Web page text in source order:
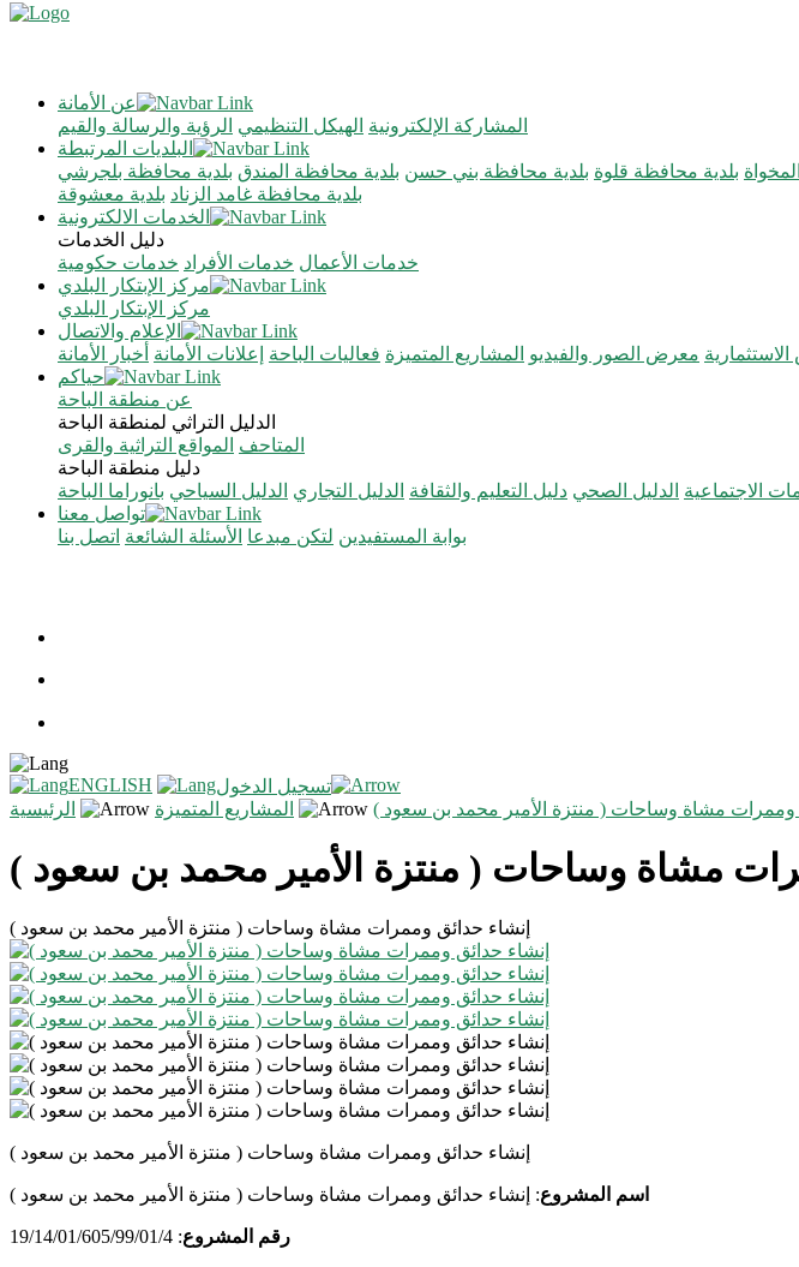
عن الأمانة
الرؤية والرسالة والقيم الهيكل التنظيمي المشاركة الإلكترونية
البلديات المرتبطة
بلدية محافظة بلجرشي بلدية محافظة المندق بلدية محافظة بني حسن بلدية محافظة قلوة
بلدية معشوقة بلدية محافظة غامد الزناد
الخدمات الالكترونية
دليل الخدمات
خدمات حكومية خدمات الأفراد خدمات الأعمال
مركز الإبتكار البلدي
مركز الإبتكار البلدي
الإعلام والاتصال
أخبار الأمانة إعلانات الأمانة فعاليات الباحة المشاريع المتميزة معرض الصور والفيديو
حياكم
عن منطقة الباحة
الدليل التراثي لمنطقة الباحة
المواقع التراثية والقرى المتاحف
دليل منطقة الباحة
بانوراما الباحة الدليل السياحي الدليل التجاري دليل التعليم والثقافة الدليل الصحي الاجتماعية
تواصل معنا
اتصل بنا الأسئلة الشائعة لتكن مبدعا بوابة المستفيدين
ENGLISH
تسجيل الدخول
الرئيسية
المشاريع المتميزة وممرات مشاة وساحات ( منتزة الأمير محمد بن سعود )
مشاة وساحات ( منتزة الأمير محمد بن سعود )
إنشاء حدائق وممرات مشاة وساحات ( منتزة الأمير محمد بن سعود )
إنشاء حدائق وممرات مشاة وساحات ( منتزة الأمير محمد بن سعود )
اسم المشروع: إنشاء حدائق وممرات مشاة وساحات ( منتزة الأمير محمد بن سعود )
رقم المشروع:
19/14/01/605/99/01/4